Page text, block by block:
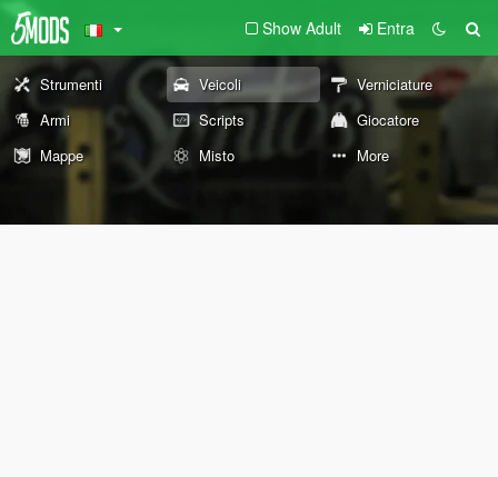
Show Adult Entra
Strumenti Veicoli
Verniciature
Armi
Scripts
Giocatore
Mappe
Misto More